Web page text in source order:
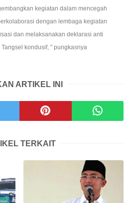
kegiatan dalam mencegah
dengan lembaga kegiatan
dan melaksanakan deklarasi anti
kondusif, " pungkasnya
ARTIKEL INI
TERKAIT